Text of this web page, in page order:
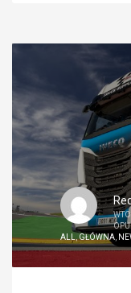
ALL,GŁÓWNA,